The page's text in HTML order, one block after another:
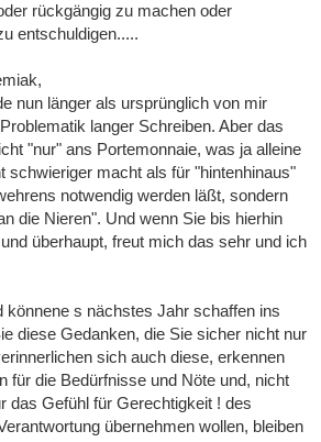
rückgängig zu machen oder
entschuldigen.....
nun länger als ursprünglich von mir
langer Schreiben. Aber das
"nur" ans Portemonnaie, was ja alleine
schwieriger macht als für "hintenhinaus"
notwendig werden läßt, sondern
die Nieren". Und wenn Sie bis hierhin
überhaupt, freut mich das sehr und ich
könnene s nächstes Jahr schaffen ins
diese Gedanken, die Sie sicher nicht nur
sich auch diese, erkennen
für die Bedürfnisse und Nöte und, nicht
das Gefühl für Gerechtigkeit ! des
übernehmen wollen, bleiben